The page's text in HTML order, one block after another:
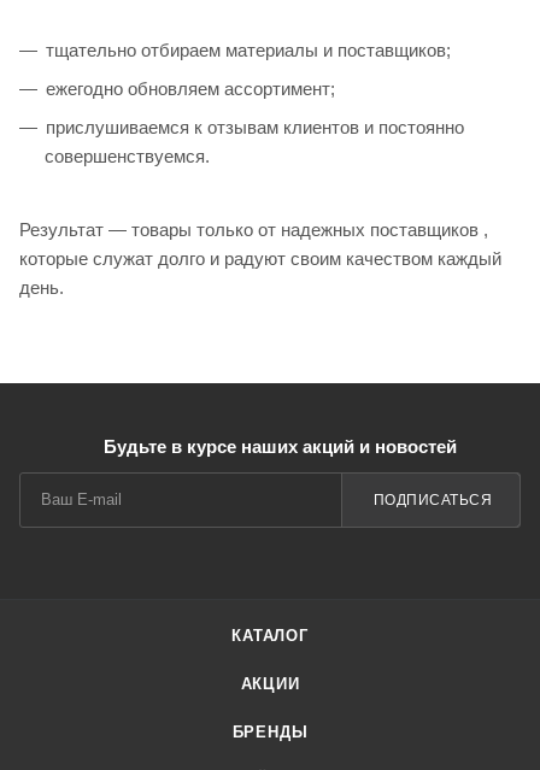
тщательно отбираем материалы и поставщиков;
ежегодно обновляем ассортимент;
прислушиваемся к отзывам клиентов и постоянно
совершенствуемся.
Результат — товары только от надежных поставщиков ,
которые служат долго и радуют своим качеством каждый
день.
Будьте в курсе наших акций и новостей
ПОДПИСАТЬСЯ
КАТАЛОГ
АКЦИИ
БРЕНДЫ